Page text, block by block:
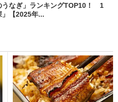
うなぎ」ランキングTOP10！ 1
【2025年...